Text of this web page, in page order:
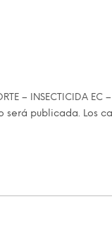
– INSECTICIDA EC –
será publicada. Los